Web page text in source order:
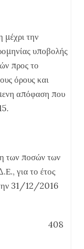
την
υποβολής
προς το
όρους και
απόφαση που
των ποσών των
για το έτος
την 31/12/2016
408